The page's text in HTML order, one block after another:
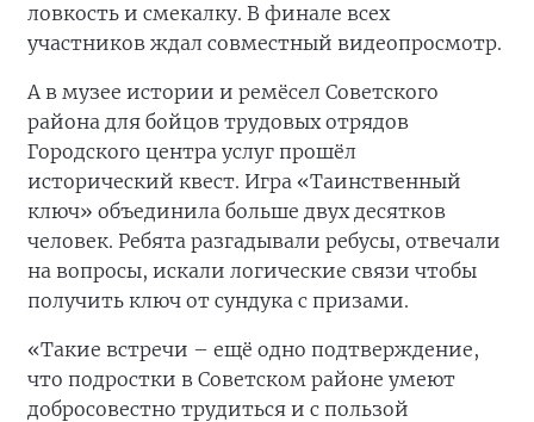
ловкость и смекалку. В финале всех
участников ждал совместный видеопросмотр.
А в музее истории и ремёсел Советского
района для бойцов трудовых отрядов
Городского центра услуг прошёл
исторический квест. Игра «Таинственный
ключ» объединила больше двух десятков
человек. Ребята разгадывали ребусы, отвечали
на вопросы, искали логические связи чтобы
получить ключ от сундука с призами.
«Такие встречи – ещё одно подтверждение,
что подростки в Советском районе умеют
добросовестно трудиться и с пользой